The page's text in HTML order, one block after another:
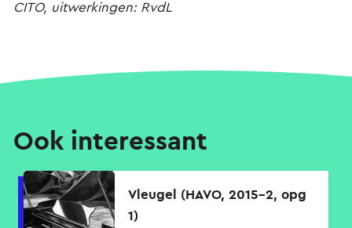
CITO, uitwerkingen: RvdL
Ook interessant
Vleugel (HAVO, 2015-2, opg
1)